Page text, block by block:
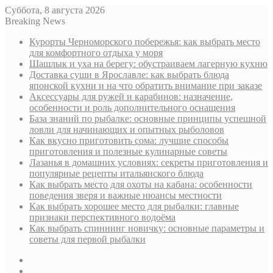
Суббота, 8 августа 2026
Breaking News
Курорты Черноморского побережья: как выбрать место
для комфортного отдыха у моря
Шашлык и уха на берегу: обустраиваем лагерную кухню
Доставка суши в Ярославле: как выбрать блюда
японской кухни и на что обратить внимание при заказе
Аксессуары для ружей и карабинов: назначение,
особенности и роль дополнительного оснащения
База знаний по рыбалке: основные принципы успешной
ловли для начинающих и опытных рыболовов
Как вкусно приготовить сома: лучшие способы
приготовления и полезные кулинарные советы
Лазанья в домашних условиях: секреты приготовления и
популярные рецепты итальянского блюда
Как выбрать место для охоты на кабана: особенности
поведения зверя и важные нюансы местности
Как выбрать хорошее место для рыбалки: главные
признаки перспективного водоёма
Как выбрать спиннинг новичку: основные параметры и
советы для первой рыбалки